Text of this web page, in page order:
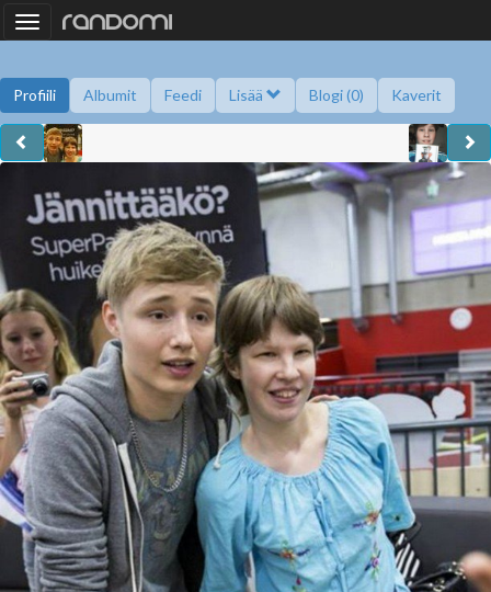
Toggle
navigation
Profiili Albumit Feedi Lisää Blogi (0) Kaverit
Kysy minulta Saavutukset